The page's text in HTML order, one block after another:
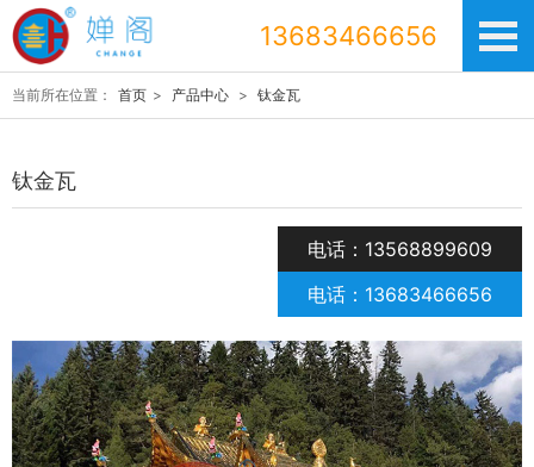
13683466656
当前所在位置： 首页 > 产品中心 > 钛金瓦
钛金瓦
电话：13568899609
电话：13683466656